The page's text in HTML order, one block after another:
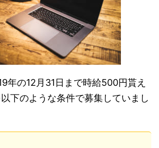
年の12月31日まで時給500円貰え
下のような条件で募集していまし